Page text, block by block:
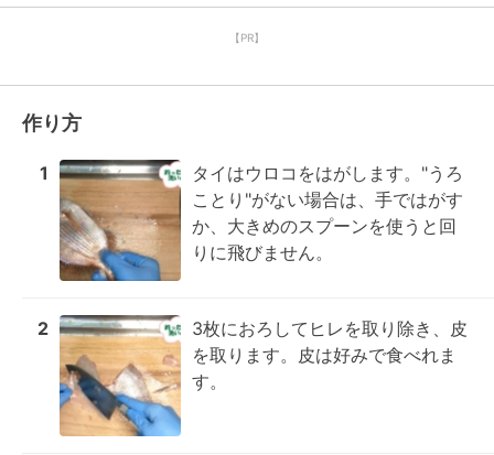
【PR】
作り方
1
タイはウロコをはがします。"うろ
ことり"がない場合は、手ではがす
か、大きめのスプーンを使うと回
りに飛びません。
2
3枚におろしてヒレを取り除き、皮
を取ります。皮は好みで食べれま
す。